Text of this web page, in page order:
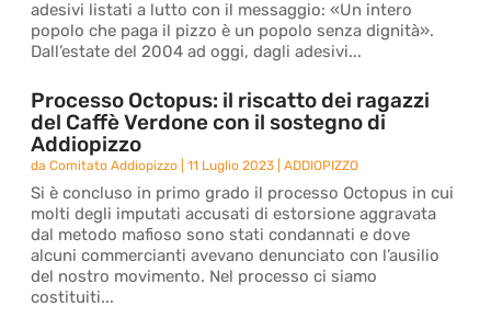
adesivi listati a lutto con il messaggio: «Un intero
popolo che paga il pizzo è un popolo senza dignità».
Dall’estate del 2004 ad oggi, dagli adesivi...
Processo Octopus: il riscatto dei ragazzi
del Caffè Verdone con il sostegno di
Addiopizzo
daComitato Addiopizzo |11 Luglio 2023 |ADDIOPIZZO
Si è concluso in primo grado il processo Octopus in cui
molti degli imputati accusati di estorsione aggravata
dal metodo mafioso sono stati condannati e dove
alcuni commercianti avevano denunciato con l’ausilio
del nostro movimento. Nel processo ci siamo
costituiti...